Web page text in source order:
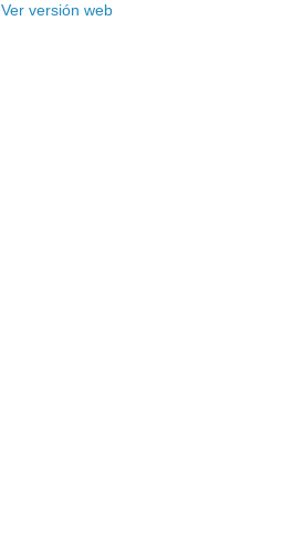
Ver versión web